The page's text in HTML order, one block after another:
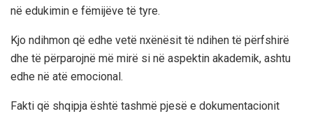
në edukimin e fëmijëve të tyre.
Kjo ndihmon që edhe vetë nxënësit të ndihen të përfshirë
dhe të përparojnë më mirë si në aspektin akademik, ashtu
edhe në atë emocional.
Fakti që shqipja është tashmë pjesë e dokumentacionit